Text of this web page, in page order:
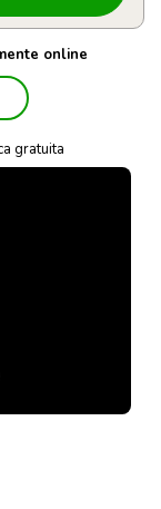
online
gratuita